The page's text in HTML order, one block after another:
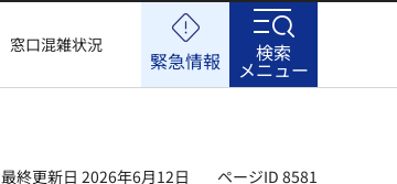
窓口混雑状況
緊急情報 検索
メニュー
最終更新日 2026年6月12日 ページID 8581